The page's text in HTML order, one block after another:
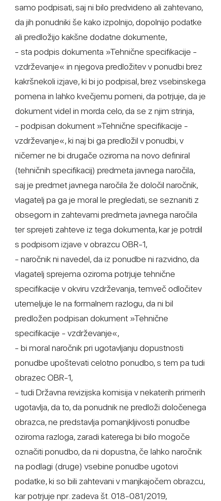
samo podpisati, saj ni bilo predvideno ali zahtevano,
da jih ponudniki še kako izpolnijo, dopolnijo podatke
ali predložijo kakšne dodatne dokumente,
- sta podpis dokumenta »Tehnične specifikacije -
vzdrževanje« in njegova predložitev v ponudbi brez
kakršnekoli izjave, ki bi jo podpisal, brez vsebinskega
pomena in lahko kvečjemu pomeni, da potrjuje, da je
dokument videl in morda celo, da se z njim strinja,
- podpisan dokument »Tehnične specifikacije -
vzdrževanje«, ki naj bi ga predložil v ponudbi, v
ničemer ne bi drugače oziroma na novo definiral
(tehničnih specifikacij) predmeta javnega naročila,
saj je predmet javnega naročila že določil naročnik,
vlagatelj pa ga je moral le pregledati, se seznaniti z
obsegom in zahtevami predmeta javnega naročila
ter sprejeti zahteve iz tega dokumenta, kar je potrdil
s podpisom izjave v obrazcu OBR-1,
- naročnik ni navedel, da iz ponudbe ni razvidno, da
vlagatelj sprejema oziroma potrjuje tehnične
specifikacije v okviru vzdrževanja, temveč odločitev
utemeljuje le na formalnem razlogu, da ni bil
predložen podpisan dokument »Tehnične
specifikacije - vzdrževanje«,
- bi moral naročnik pri ugotavljanju dopustnosti
ponudbe upoštevati celotno ponudbo, s tem pa tudi
obrazec OBR-1,
- tudi Državna revizijska komisija v nekaterih primerih
ugotavlja, da to, da ponudnik ne predloži določenega
obrazca, ne predstavlja pomanjkljivosti ponudbe
oziroma razloga, zaradi katerega bi bilo mogoče
označiti ponudbo, da ni dopustna, če lahko naročnik
na podlagi (druge) vsebine ponudbe ugotovi
podatke, ki so bili zahtevani v manjkajočem obrazcu,
kar potrjuje npr. zadeva št. 018-081/2019,